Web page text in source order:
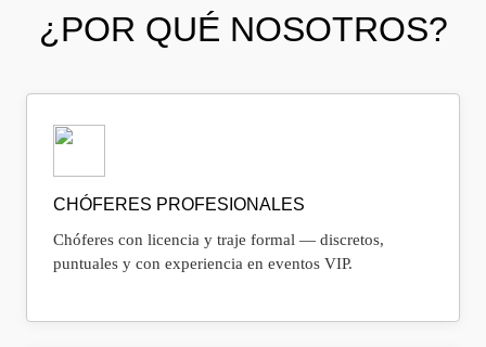
¿POR QUÉ NOSOTROS?
CHÓFERES PROFESIONALES
Chóferes con licencia y traje formal — discretos,
puntuales y con experiencia en eventos VIP.